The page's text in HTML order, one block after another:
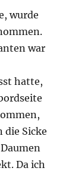
wurde
war
hatte,
die Sicke
Da ich